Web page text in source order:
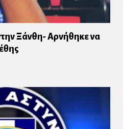
Ξάνθη- Αρνήθηκε να